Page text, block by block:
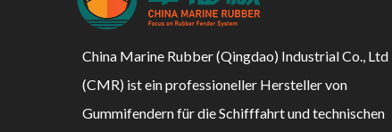
China Marine Rubber (Qingdao) Industrial Co., Ltd
(CMR) ist ein professioneller Hersteller von
Gummifendern für die Schifffahrt und technischen